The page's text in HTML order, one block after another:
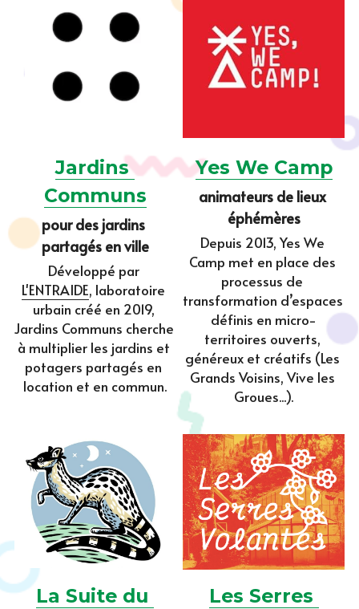
Jardins
Communs
pour des jardins
partagés en ville
Développé par
L'ENTRAIDE, laboratoire
urbain créé en 2019,
Jardins Communs cherche
à multiplier les jardins et
potagers partagés en
location et en commun.
Yes We Camp
animateurs de lieux
éphémères
Depuis 2013, Yes We
Camp met en place des
processus de
transformation d’espaces
définis en micro-
territoires ouverts,
généreux et créatifs (Les
Grands Voisins, Vive les
Groues...).
La Suite du
Les Serres